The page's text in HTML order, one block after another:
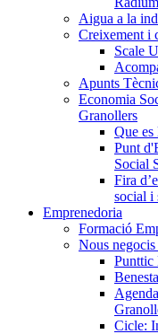
Aigua a la
Creixement i
Scale
Apunts
Economia
Granollers
Que es
Punt
Social
Fira
social i
Emprenedoria
Formació
Nous
Punttic
Cicle: